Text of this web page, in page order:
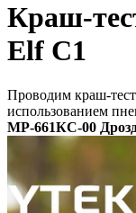
Краш-
Elf C1
Проводим краш-
использованием
МР-661КС-00